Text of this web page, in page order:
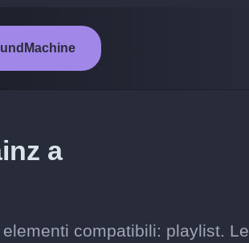
a
compatibili: playlist. Le